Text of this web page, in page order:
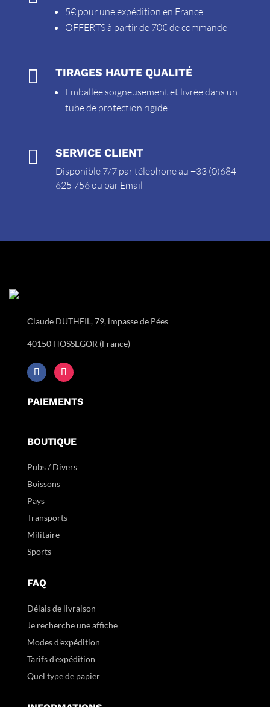
5€ pour une expédition en France
OFFERTS à partir de 70€ de commande
 TIRAGES HAUTE QUALITÉ
Emballée soigneusement et livrée dans un
tube de protection rigide
 SERVICE CLIENT
Disponible 7/7 par télephone au +33 (0)684
625 756 ou par Email
Claude DUTHEIL, 79, impasse de Pées
40150 HOSSEGOR (France)
PAIEMENTS
BOUTIQUE
Pubs / Divers
Boissons
Pays
Transports
Militaire
Sports
FAQ
Délais de livraison
Je recherche une affiche
Modes d'expédition
Tarifs d'expédition
Quel type de papier